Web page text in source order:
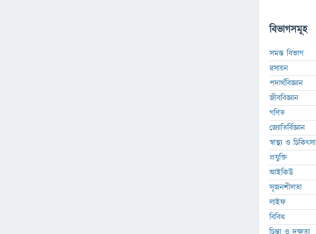
বিভাগসমূহ
সমস্ত বিভাগ
রসায়ন
পদার্থবিজ্ঞান
জীববিজ্ঞান
গণিত
জ্যোতির্বিজ্ঞান
স্বাস্থ্য ও চিকিৎসা
প্রযুক্তি
আইকিউ
সৃজনশীলতা
লাইফ
বিবিধ
চিন্তা ও দক্ষতা